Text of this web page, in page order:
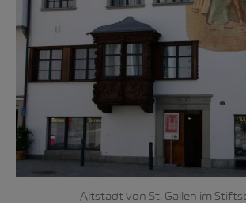
Altstadt von St. Gallen im